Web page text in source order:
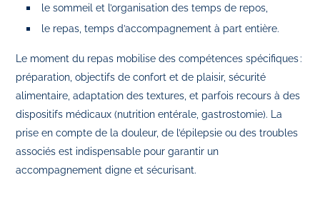
le sommeil et l’organisation des temps de repos,
le repas, temps d’accompagnement à part entière.
Le moment du repas mobilise des compétences spécifiques :
préparation, objectifs de confort et de plaisir, sécurité
alimentaire, adaptation des textures, et parfois recours à des
dispositifs médicaux (nutrition entérale, gastrostomie). La
prise en compte de la douleur, de l’épilepsie ou des troubles
associés est indispensable pour garantir un
accompagnement digne et sécurisant.